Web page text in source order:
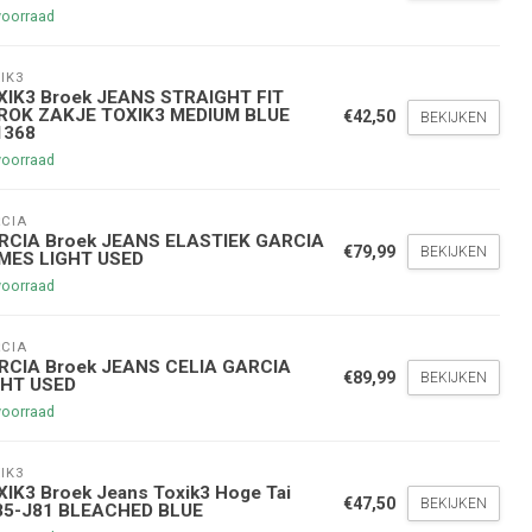
Broek JEANS STRAIGHT FIT
ZAKJE TOXIK3 MEDIUM BLUE
€42,50 BEKIJKEN
Broek JEANS ELASTIEK GARCIA
LIGHT USED
€79,99 BEKIJKEN
Broek JEANS CELIA GARCIA
USED
€89,99 BEKIJKEN
Broek Jeans Toxik3 Hoge Tai
J81 BLEACHED BLUE
€47,50 BEKIJKEN
bestelling
te blijven over onze
van €45,00